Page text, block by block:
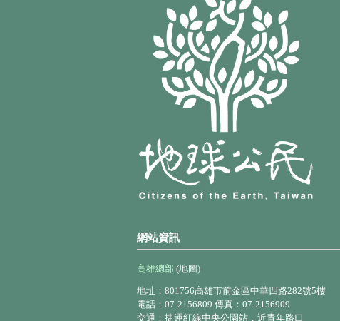
網站資訊
高雄總部 (地圖)
地址：801756高雄市前金區中華四路282號5樓
電話：07-2156809 傳真：07-2156909
交通：捷運紅線中央公園站，近青年路口